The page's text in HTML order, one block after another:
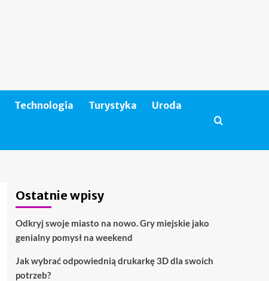
Technologia Turystyka Uroda
Ostatnie wpisy
Odkryj swoje miasto na nowo. Gry miejskie jako
genialny pomysł na weekend
Jak wybrać odpowiednią drukarkę 3D dla swoich
potrzeb?